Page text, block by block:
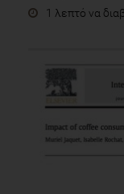
1 λεπτό να